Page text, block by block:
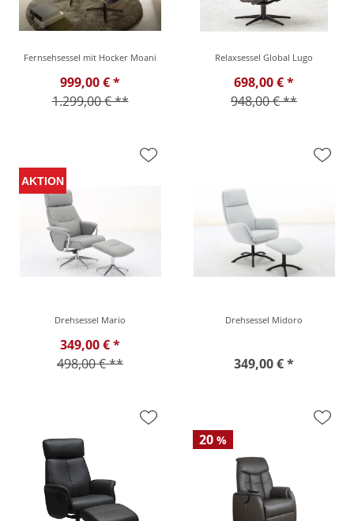
Fernsehsessel mit Hocker Moani
999,00 € *
1.299,00 € **
Relaxsessel Global Lugo
698,00 € *
948,00 € **
Drehsessel Mario
349,00 € *
498,00 € **
Drehsessel Midoro
349,00 € *
20 %